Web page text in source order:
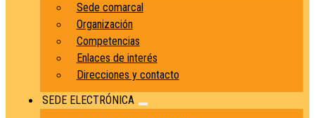
Sede comarcal
Organización
Competencias
Enlaces de interés
Direcciones y contacto
SEDE ELECTRÓNICA